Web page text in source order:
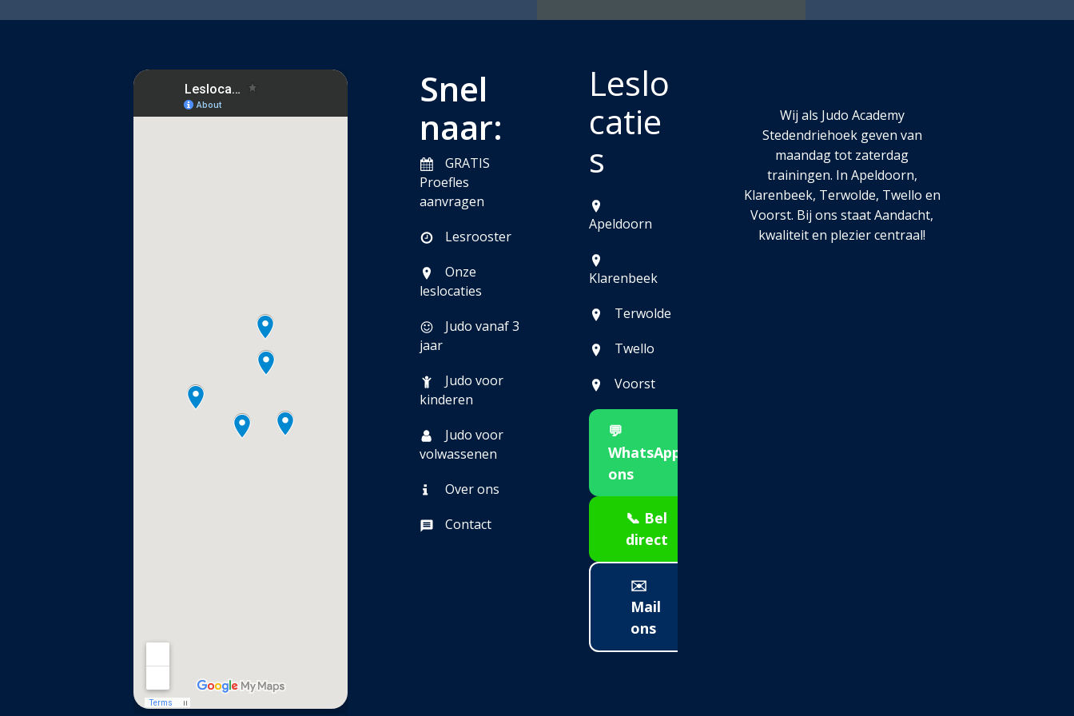
Snel
naar:
GRATIS
Proefles
aanvragen
Lesrooster
Onze
leslocaties
Judo vanaf 3
jaar
Judo voor
kinderen
Judo voor
volwassenen
Over ons
Contact
Leslo
catie
s
Apeldoorn
Klarenbeek
Terwolde
Twello
Voorst
💬
WhatsApp
ons
📞 Bel
direct
✉️
Mail
ons
Wij als Judo Academy
Stedendriehoek geven van
maandag tot zaterdag
trainingen. In Apeldoorn,
Klarenbeek, Terwolde, Twello en
Voorst. Bij ons staat Aandacht,
kwaliteit en plezier centraal!